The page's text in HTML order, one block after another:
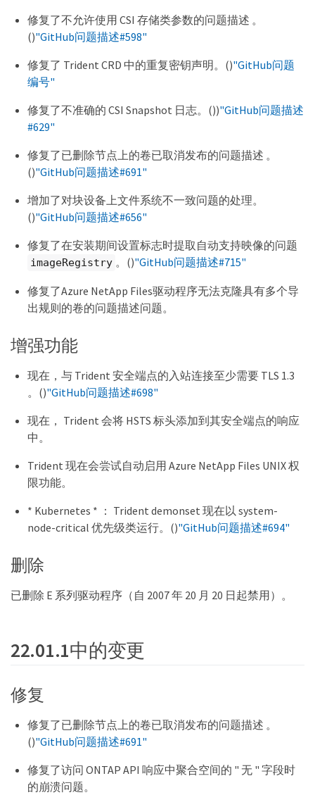
修复了不允许使用 CSI 存储类参数的问题描述 。
()"GitHub问题描述#598"
修复了 Trident CRD 中的重复密钥声明。()"GitHub问题
编号"
修复了不准确的 CSI Snapshot 日志。())"GitHub问题描述
#629"
修复了已删除节点上的卷已取消发布的问题描述 。
()"GitHub问题描述#691"
增加了对块设备上文件系统不一致问题的处理。
()"GitHub问题描述#656"
修复了在安装期间设置标志时提取自动支持映像的问题
imageRegistry 。()"GitHub问题描述#715"
修复了Azure NetApp Files驱动程序无法克隆具有多个导
出规则的卷的问题描述问题。
增强功能
现在，与 Trident 安全端点的入站连接至少需要 TLS 1.3
。()"GitHub问题描述#698"
现在， Trident 会将 HSTS 标头添加到其安全端点的响应
中。
Trident 现在会尝试自动启用 Azure NetApp Files UNIX 权
限功能。
* Kubernetes * ： Trident demonset 现在以 system-
node-critical 优先级类运行。()"GitHub问题描述#694"
删除
已删除 E 系列驱动程序（自 2007 年 20 月 20 日起禁用）。
22.01.1中的变更
修复
修复了已删除节点上的卷已取消发布的问题描述 。
()"GitHub问题描述#691"
修复了访问 ONTAP API 响应中聚合空间的 " 无 " 字段时
的崩溃问题。